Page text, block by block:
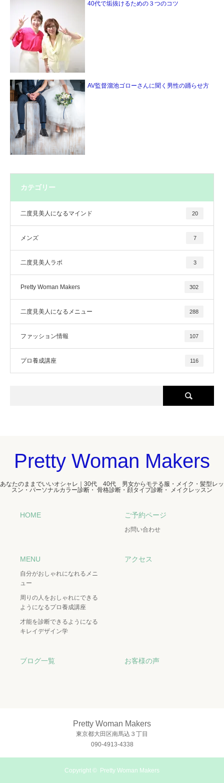
40代で垢抜けるための３つのコツ
AV監督溜池ゴローさんに聞く男性の踊らせ方
カテゴリー
二度見美人になるマインド 20
メンズ 7
二度見美人ラボ 3
Pretty Woman Makers 302
二度見美人になるメニュー 288
ファッション情報 107
プロ養成講座 116
Pretty Woman Makers
あなたのままでいいオシャレ｜30代 40代 男女からモテる服・メイク・髪型レッ
スン・パーソナルカラー診断・ 骨格診断・顔タイプ診断・ メイクレッスン
HOME ご予約ページ
お問い合わせ
MENU
自分がおしゃれになれるメニ
ュー
周りの人をおしゃれにできる
ようになるプロ養成講座
才能を診断できるようになる
キレイデザイン学
アクセス
ブログ一覧 お客様の声
Pretty Woman Makers
東京都大田区南馬込３丁目
090-4913-4338
Copyright © Pretty Woman Makers